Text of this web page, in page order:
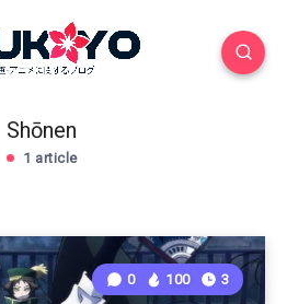
Shōnen
1 article
0 100 3